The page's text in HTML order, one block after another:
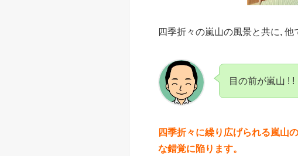
四季折々の嵐山の風景と共に,
目の前が嵐山 ! !
四季折々に繰り広げられる嵐山
な錯覚に陥ります。